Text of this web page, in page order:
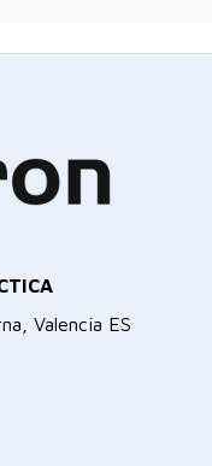
Valencia ES